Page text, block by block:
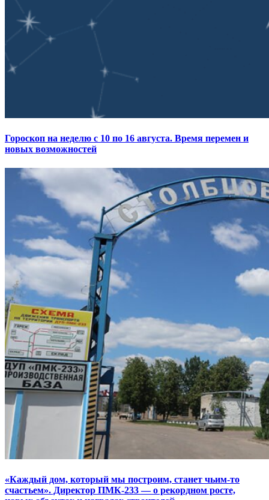
Гороскоп на неделю с 10 по 16 августа. Время перемен и
новых возможностей
«Каждый дом, который мы построим, станет чьим-то
счастьем». Директор ПМК-233 — о рекордном росте,